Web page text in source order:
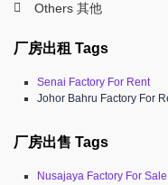
Others 其他
厂房出租 Tags
Senai Factory For Rent
Johor Bahru Factory For
厂房出售 Tags
Nusajaya Factory For Sale